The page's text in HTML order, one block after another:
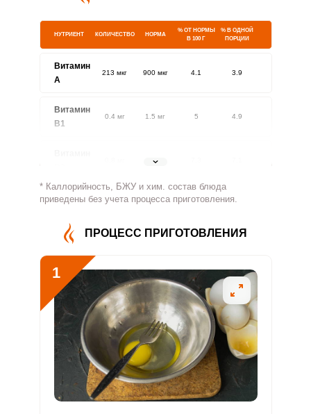
НУТРИЕНТ КОЛИЧЕСТВО НОРМА
% ОТ НОРМЫ
В 100 Г
% В ОДНОЙ
ПОРЦИИ
Витамин
A
213 мкг 900 мкг 4.1 3.9
Витамин
В1
0.4 мг 1.5 мг 5 4.9
1.8 мг
Витамин
285.5 мг 500 мг 9.8 9.5
Витамин
В5
Витамин
В6
0.5 мг 3.9 3.8
Витамин
В9
62.4 мкг 400 мкг
Витамин
В12
1.4 мкг 3 мкг 8 7.7
* Каллорийность, БЖУ и хим. состав блюда
приведены без учета процесса приготовления.
ПРОЦЕСС ПРИГОТОВЛЕНИЯ
1